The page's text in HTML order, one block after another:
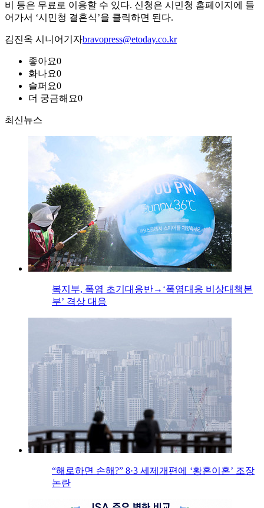
비 등은 무료로 이용할 수 있다. 신청은 시민청 홈페이지에 들
어가서 ‘시민청 결혼식’을 클릭하면 된다.
김진옥 시니어기자bravopress@etoday.co.kr
좋아요0
화나요0
슬퍼요0
더 궁금해요0
최신뉴스
복지부, 폭염 초기대응반→‘폭염대응 비상대책본
부’ 격상 대응
“해로하면 손해?” 8·3 세제개편에 ‘황혼이혼’ 조장
논란